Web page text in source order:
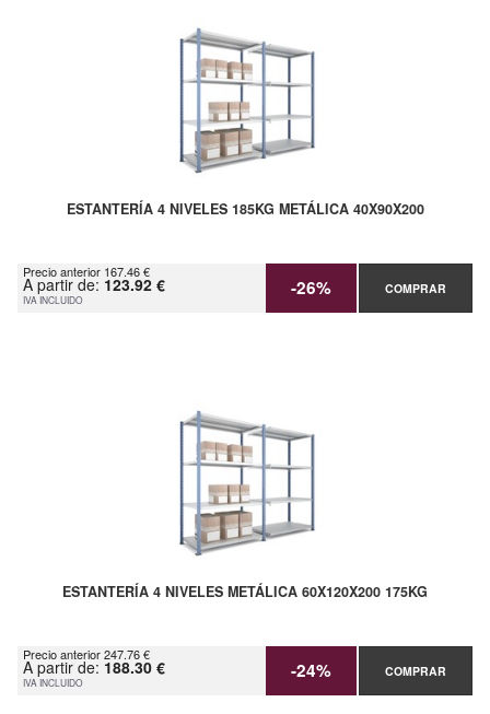
ESTANTERÍA 4 NIVELES 185KG METÁLICA 40X90X200
Precio anterior 167.46 €
A partir de: 123.92 €
IVA INCLUIDO -26% COMPRAR
ESTANTERÍA 4 NIVELES METÁLICA 60X120X200 175KG
Precio anterior 247.76 €
A partir de: 188.30 €
IVA INCLUIDO -24% COMPRAR